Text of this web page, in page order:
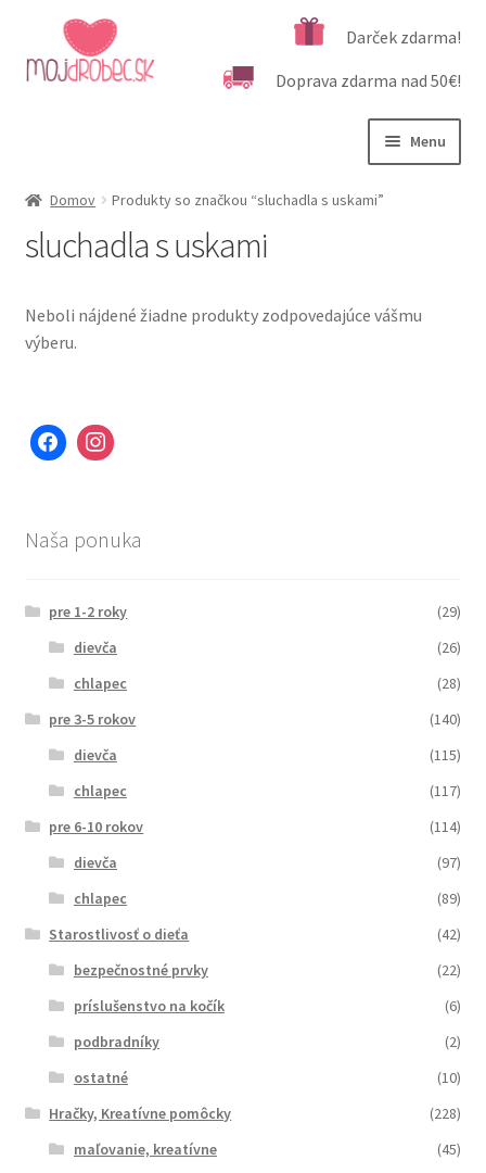
Preskočiť
na
navigáciu
Preskočiť
na
obsah
Darček zdarma!
Doprava zdarma nad 50€!
Menu
Podľa veku
Kategórie produktov
Dôležité informácie
Domov Produkty so značkou “sluchadla s uskami”
sluchadla s uskami
Neboli nájdené žiadne produkty zodpovedajúce vášmu
výberu.
Naša ponuka
pre 1-2 roky
(29)
dievča
(26)
chlapec
(28)
pre 3-5 rokov
(140)
dievča
(115)
chlapec
(117)
pre 6-10 rokov
(114)
dievča
(97)
chlapec
(89)
Starostlivosť o dieťa
(42)
bezpečnostné prvky
(22)
príslušenstvo na kočík
(6)
podbradníky
(2)
ostatné
(10)
Hračky, Kreatívne pomôcky
(228)
maľovanie, kreatívne
(45)